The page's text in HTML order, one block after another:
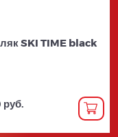
SKI TIME black